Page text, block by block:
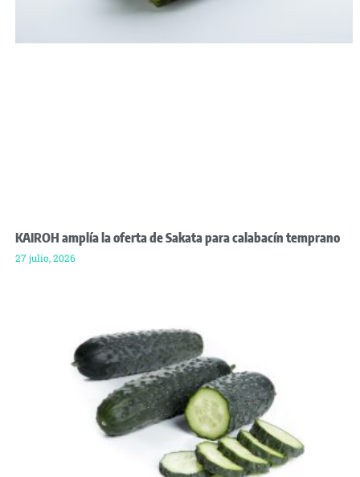
KAIROH amplía la oferta de Sakata para calabacín temprano
27 julio, 2026